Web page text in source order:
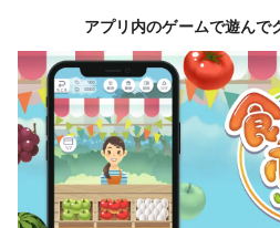
アプリ内のゲームで遊んで